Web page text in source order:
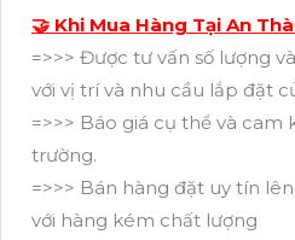
🤝 Khi Mua Hàng Tại An
=>>> Được tư vấn số lượng
với vị trí và nhu cầu lắp đặt
=>>> Báo giá cụ thể và cam
trường.
=>>> Bán hàng đặt uy tín
với hàng kém chất lượng